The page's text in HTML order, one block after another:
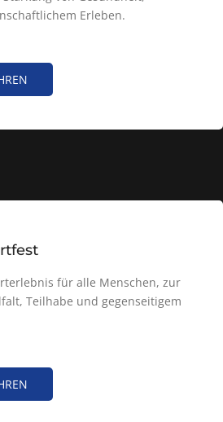
Erleben.
für alle Menschen, zur
Teilhabe und gegenseitigem